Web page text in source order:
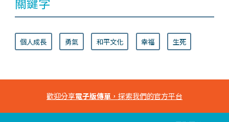
個人成長 勇氣 和平文化 幸福 生死
歡迎分享電子版傳單 ，探索我們的官方平台